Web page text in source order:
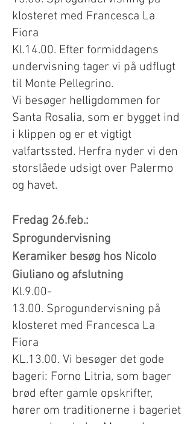
klosteret med Francesca La
Fiora
Kl.14.00. Efter formiddagens
undervisning tager vi på udflugt
til Monte Pellegrino.
Vi besøger helligdommen for
Santa Rosalia, som er bygget ind
i klippen og er et vigtigt
valfartssted. Herfra nyder vi den
storslåede udsigt over Palermo
og havet.
Fredag 26.feb.:
Sprogundervisning
Keramiker besøg hos Nicolo
Giuliano og afslutning
Kl.9.00-
13.00. Sprogundervisning på
klosteret med Francesca La
Fiora
KL.13.00. Vi besøger det gode
bageri: Forno Litria, som bager
brød efter gamle opskrifter,
hører om traditionerne i bageriet